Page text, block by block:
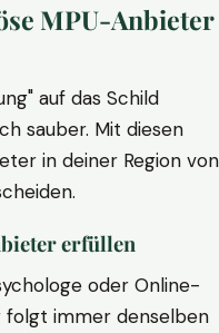
MPU-Anbieter
auf das Schild
sauber. Mit diesen
in deiner Region von
erfüllen
oder Online-
folgt immer denselben